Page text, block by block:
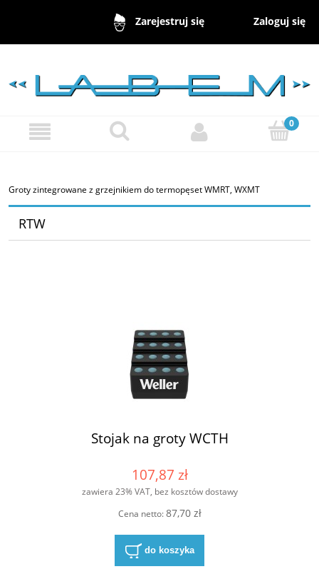
Zarejestruj się Zaloguj się
Groty zintegrowane z grzejnikiem do termopęset WMRT, WXMT
RTW
Stojak na groty WCTH
107,87 zł
zawiera 23% VAT, bez kosztów dostawy
Cena netto:87,70 zł
do koszyka